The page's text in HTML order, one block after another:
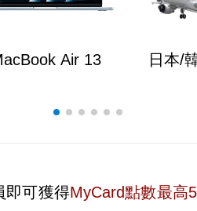
Air 13 日本/
即可獲得MyCard點數最高